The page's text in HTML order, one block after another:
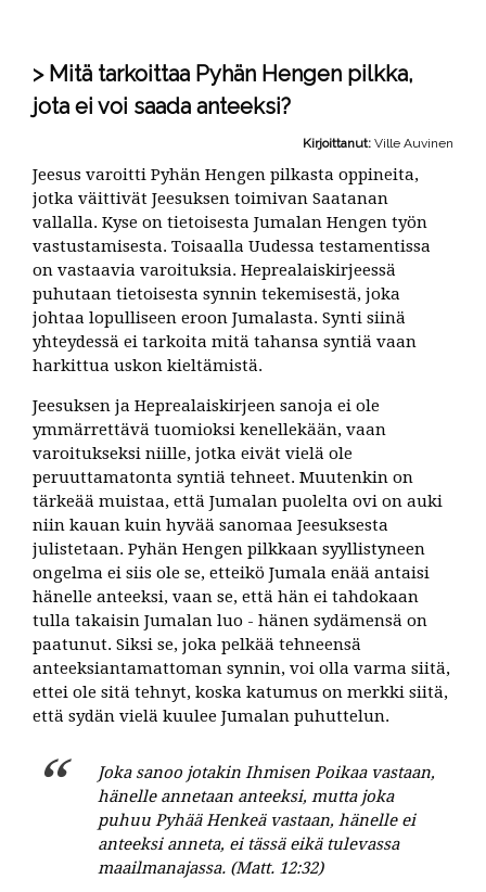
Mitä tarkoittaa Pyhän Hengen pilkka,
jota ei voi saada anteeksi?
Kirjoittanut: Ville Auvinen
Jeesus varoitti Pyhän Hengen pilkasta oppineita,
jotka väittivät Jeesuksen toimivan Saatanan
vallalla. Kyse on tietoisesta Jumalan Hengen työn
vastustamisesta. Toisaalla Uudessa testamentissa
on vastaavia varoituksia. Heprealaiskirjeessä
puhutaan tietoisesta synnin tekemisestä, joka
johtaa lopulliseen eroon Jumalasta. Synti siinä
yhteydessä ei tarkoita mitä tahansa syntiä vaan
harkittua uskon kieltämistä.
Jeesuksen ja Heprealaiskirjeen sanoja ei ole
ymmärrettävä tuomioksi kenellekään, vaan
varoitukseksi niille, jotka eivät vielä ole
peruuttamatonta syntiä tehneet. Muutenkin on
tärkeää muistaa, että Jumalan puolelta ovi on auki
niin kauan kuin hyvää sanomaa Jeesuksesta
julistetaan. Pyhän Hengen pilkkaan syyllistyneen
ongelma ei siis ole se, etteikö Jumala enää antaisi
hänelle anteeksi, vaan se, että hän ei tahdokaan
tulla takaisin Jumalan luo - hänen sydämensä on
paatunut. Siksi se, joka pelkää tehneensä
anteeksiantamattoman synnin, voi olla varma siitä,
ettei ole sitä tehnyt, koska katumus on merkki siitä,
että sydän vielä kuulee Jumalan puhuttelun.
Joka sanoo jotakin Ihmisen Poikaa vastaan,
hänelle annetaan anteeksi, mutta joka
puhuu Pyhää Henkeä vastaan, hänelle ei
anteeksi anneta, ei tässä eikä tulevassa
maailmanajassa. (Matt. 12:32)